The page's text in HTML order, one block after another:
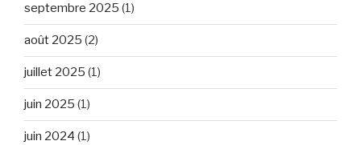
septembre 2025 (1)
août 2025 (2)
juillet 2025 (1)
juin 2025 (1)
juin 2024 (1)